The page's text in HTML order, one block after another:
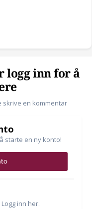
logg inn for å
skrive en kommentar
starte en ny konto!
inn her.